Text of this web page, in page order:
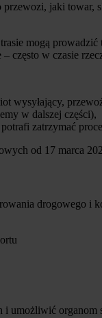
jaki
mogą
często w czasie
wysyłający,
w dalszej części),
zatrzymać
od 17 marca
drogowego
organom